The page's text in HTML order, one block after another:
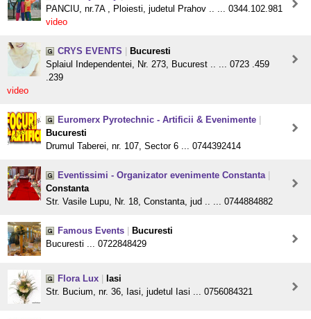
PANCIU, nr.7A , Ploiesti, judetul Prahov .. ... 0344.102.981
video
CRYS EVENTS
Bucuresti
Splaiul Independentei, Nr. 273, Bucurest .. ... 0723 .459
.239
video
Euromerx Pyrotechnic - Artificii & Evenimente
Bucuresti
Drumul Taberei, nr. 107, Sector 6 ... 0744392414
Eventissimi - Organizator evenimente Constanta
Constanta
Str. Vasile Lupu, Nr. 18, Constanta, jud .. ... 0744884882
Famous Events
Bucuresti
Bucuresti ... 0722848429
Flora Lux
Iasi
Str. Bucium, nr. 36, Iasi, judetul Iasi ... 0756084321